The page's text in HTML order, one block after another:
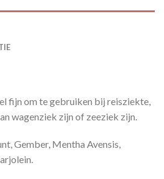
fijn om te gebruiken bij reisziekte,
wagenziek zijn of zeeziek zijn.
Gember, Mentha Avensis,